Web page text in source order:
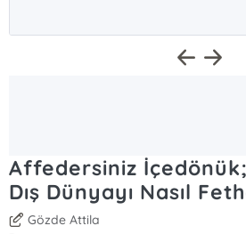
Affedersiniz
Dış Dünyayı Nasıl
Gözde Attila